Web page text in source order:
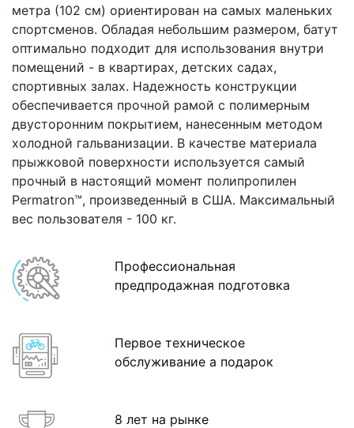
метра (102 см) ориентирован на самых маленьких
спортсменов. Обладая небольшим размером, батут
оптимально подходит для использования внутри
помещений - в квартирах, детских садах,
спортивных залах. Надежность конструкции
обеспечивается прочной рамой с полимерным
двусторонним покрытием, нанесенным методом
холодной гальванизации. В качестве материала
прыжковой поверхности используется самый
прочный в настоящий момент полипропилен
Permatron™, произведенный в США. Максимальный
вес пользователя - 100 кг.
Профессиональная
предпродажная подготовка
Первое техническое
обслуживание а подарок
8 лет на рынке